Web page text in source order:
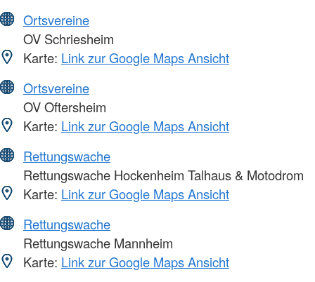
Ortsvereine
OV Schriesheim
Karte: Link zur Google Maps Ansicht
Ortsvereine
OV Oftersheim
Karte: Link zur Google Maps Ansicht
Rettungswache
Rettungswache Hockenheim Talhaus & Motodrom
Karte: Link zur Google Maps Ansicht
Rettungswache
Rettungswache Mannheim
Karte: Link zur Google Maps Ansicht